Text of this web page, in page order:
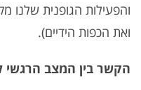
והפעילות הגופנית
ואת הכפות הידיים).
הקשר בין המצב הרגשי